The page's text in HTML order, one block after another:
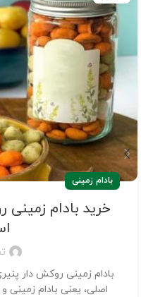
بادام زمینی
خرید بادام
بادام زمینی روکش دار
اصلی، یعنی بادام زمینی